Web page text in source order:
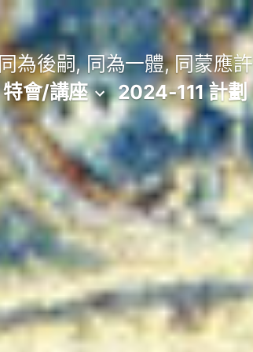
同為後嗣, 同為一體, 同蒙應許
特會/講座 2024-111 計劃